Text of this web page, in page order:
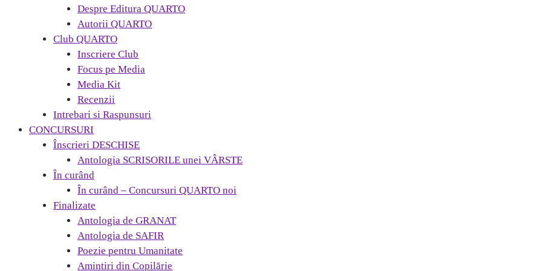
Despre Editura QUARTO
Autorii QUARTO
Club QUARTO
Inscriere Club
Focus pe Media
Media Kit
Recenzii
Intrebari si Raspunsuri
CONCURSURI
Înscrieri DESCHISE
Antologia SCRISORILE unei VÂRSTE
În curând
În curând – Concursuri QUARTO noi
Finalizate
Antologia de GRANAT
Antologia de SAFIR
Poezie pentru Umanitate
Amintiri din Copilărie